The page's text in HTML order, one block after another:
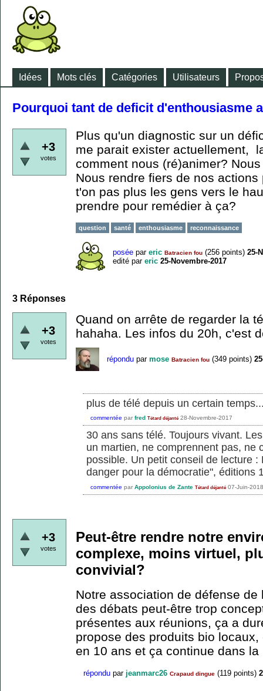
Idées Mots clés Catégories Utilisateurs
Pourquoi tant de deficit d'enthousiasme
+3
votes
Plus qu'un diagnostic sur un
me parait exister actuellement,
comment nous (ré)animer?
Nous rendre fiers de nos
t'on pas plus les gens vers le
prendre pour remédier à ça?
question santé enthousiasme reconnaissance
posée par eric Batracien fou (256 points) 25-
edité par eric 25-Novembre-2017
3 Réponses
+3
votes
Quand on arrête de regarder la
hahaha. Les infos du 20h, c'est
répondu par mose Batracien fou (349 points)
plus de télé depuis un certain
commentée par fred Tétard déjanté 28-Novembre-2017
30 ans sans télé. Toujours vivant.
un martien, ne comprennent pas, ne
possible. Un petit conseil de lecture
danger pour la démocratie", éditions
commentée par Appolonius de Zante Tétard déjanté 07-Juin-2018
+3
votes
Peut-être rendre notre
complexe, moins virtuel,
convivial?
Notre association de défense
des débats peut-être trop
présentes aux réunions, ça a
propose des produits bio
en 10 ans et ça continue dans la
répondu par jeanmarc26 Crapaud dingue (119 points)